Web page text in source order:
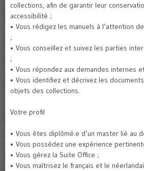
collections, afin de garantir leur
accessibilité ;
• Vous rédigez les manuels à l’attention
;
• Vous conseillez et suivez les parties
;
• Vous répondez aux demandes internes
• Vous identifiez et décrivez les
objets des collections.
Votre profil
• Vous êtes diplômé.e d’un master lié au
• Vous possédez une expérience
• Vous gérez la Suite Office ;
• Vous maîtrisez le français et le